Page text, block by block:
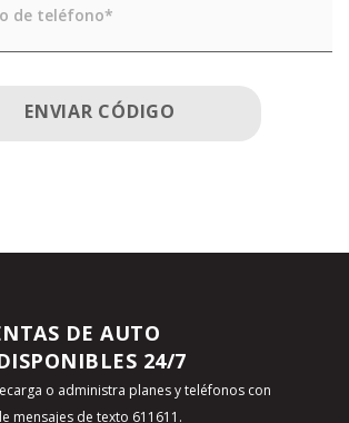
de teléfono*
ENVIAR CÓDIGO
DE AUTO
24/7
o administra planes y teléfonos con
mensajes de texto 611611 .